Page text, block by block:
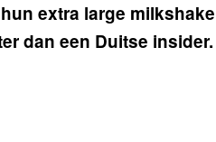
extra large milkshake
dan een Duitse insider.